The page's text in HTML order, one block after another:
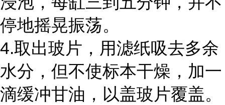
停地摇晃振荡。
4.取出玻片，用滤纸吸去多余
水分，但不使标本干燥，加一
滴缓冲甘油，以盖玻片覆盖。